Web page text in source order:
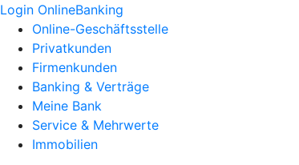
Login OnlineBanking
Online-Geschäftsstelle
Privatkunden
Firmenkunden
Banking & Verträge
Meine Bank
Service & Mehrwerte
Immobilien